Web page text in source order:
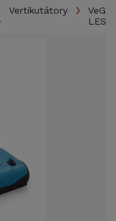
Vertikutátory
VeGA